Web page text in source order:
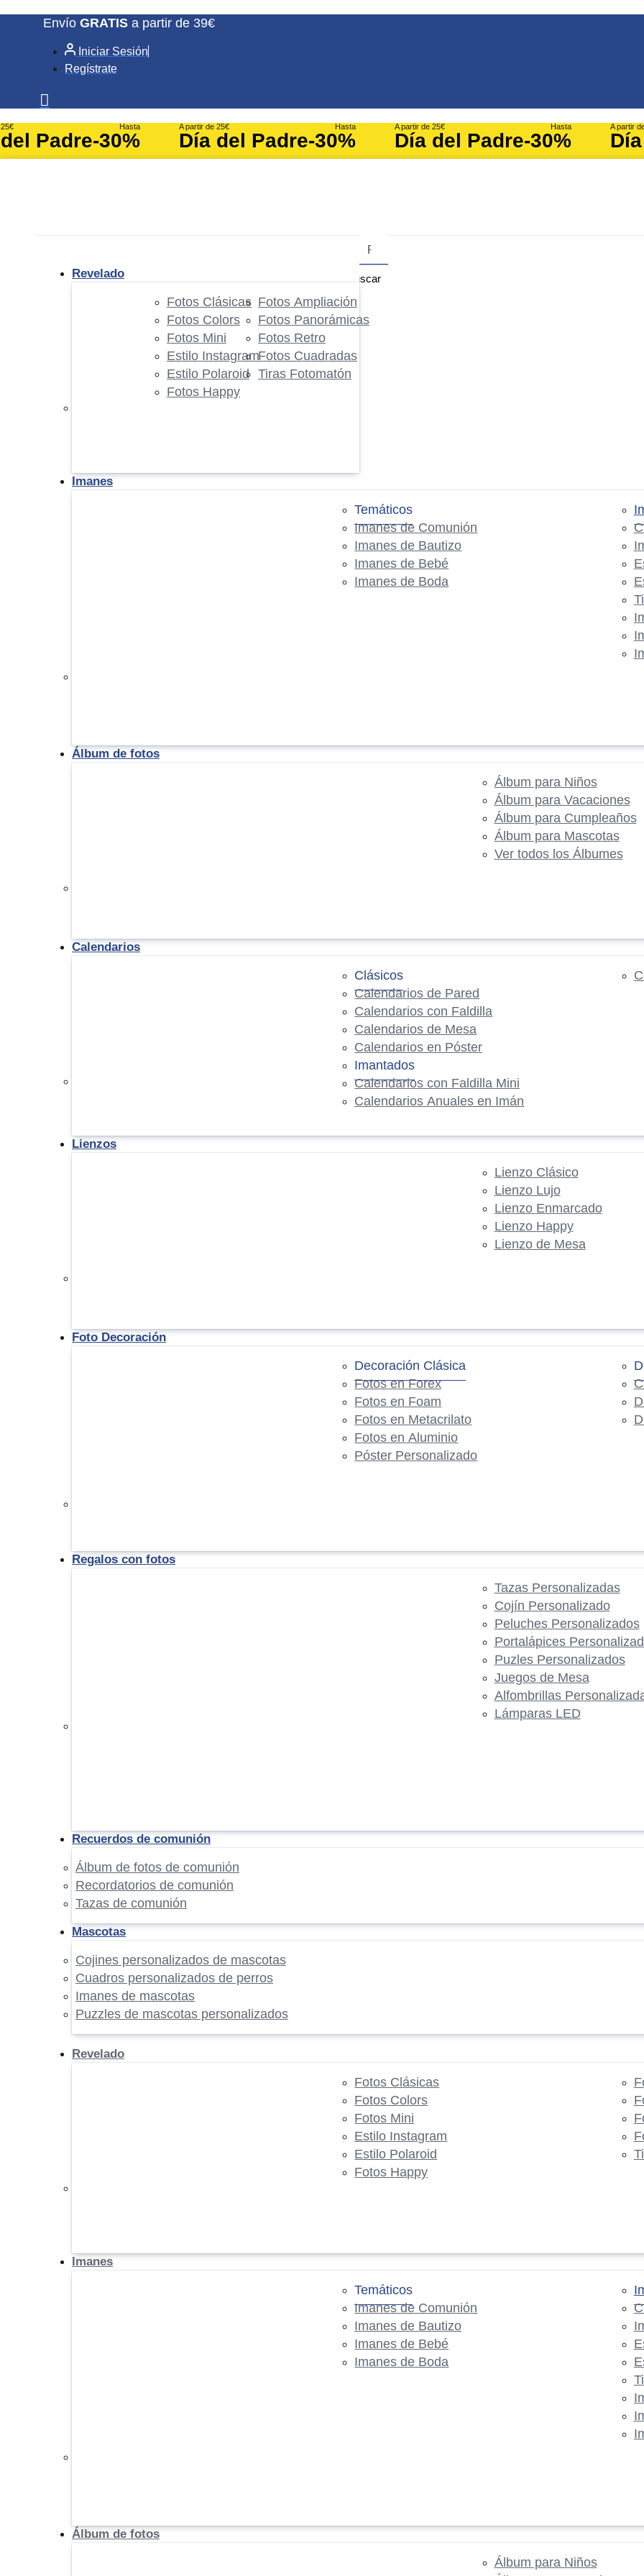
Envío GRATIS a partir de 39€
Iniciar Sesión
Regístrate
Padre
Hasta
-30%
A partir de 25€
Día del Padre
Hasta
-30%
A partir de 25€
Día del Padre
Hasta
-30%
A partir
Buscar
Revelado
Fotos Clásicas
Fotos Colors
Fotos Mini
Estilo Instagram
Estilo Polaroid
Fotos Happy
Fotos Ampliación
Fotos Panorámicas
Fotos Retro
Fotos Cuadradas
Tiras Fotomatón
Imanes
Temáticos
Imanes de Comunión
Imanes de Bautizo
Imanes de Bebé
Imanes de Boda
Álbum de fotos
Álbum para Niños
Álbum para Vacaciones
Álbum para Cumpleaños
Álbum para Mascotas
Ver todos los Álbumes
Calendarios
Clásicos
Calendarios de Pared
Calendarios con Faldilla
Calendarios de Mesa
Calendarios en Póster
Imantados
Calendarios con Faldilla Mini
Calendarios Anuales en Imán
Lienzos
Lienzo Clásico
Lienzo Lujo
Lienzo Enmarcado
Lienzo Happy
Lienzo de Mesa
Foto Decoración
Decoración Clásica
Fotos en Forex
Fotos en Foam
Fotos en Metacrilato
Fotos en Aluminio
Póster Personalizado
Regalos con fotos
Tazas Personalizadas
Cojín Personalizado
Peluches Personalizados
Portalápices
Puzles Personalizados
Juegos de Mesa
Alfombrillas
Lámparas LED
Recuerdos de comunión
Álbum de fotos de comunión
Recordatorios de comunión
Tazas de comunión
Mascotas
Cojines personalizados de mascotas
Cuadros personalizados de perros
Imanes de mascotas
Puzzles de mascotas personalizados
Revelado
Fotos Clásicas
Fotos Colors
Fotos Mini
Estilo Instagram
Estilo Polaroid
Fotos Happy
Imanes
Temáticos
Imanes de Comunión
Imanes de Bautizo
Imanes de Bebé
Imanes de Boda
Álbum de fotos
Álbum para Niños